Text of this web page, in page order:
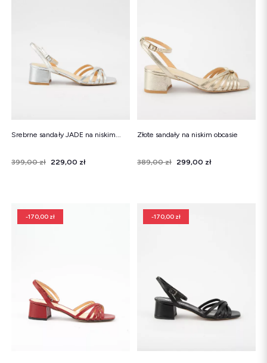
Srebrne sandały JADE na niskim...
Cena
Cena regularna
399,00 zł 229,00 zł
Złote sandały na niskim obcasie
Cena
Cena regularna
389,00 zł 299,00 zł
-170,00 zł -170,00 zł